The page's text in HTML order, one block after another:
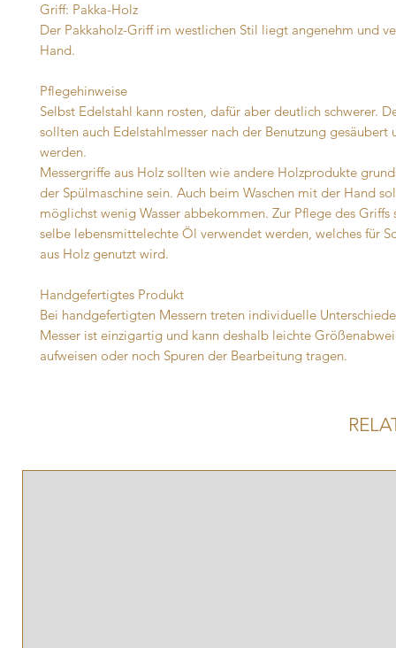
Griff: Pakka-Holz
Der Pakkaholz-Griff im westlichen Stil liegt angenehm und
Hand.
Pflegehinweise
Selbst Edelstahl kann rosten, dafür aber deutlich schwerer.
sollten auch Edelstahlmesser nach der Benutzung gesäubert
werden.
Messergriffe aus Holz sollten wie andere Holzprodukte
der Spülmaschine sein. Auch beim Waschen mit der Hand
möglichst wenig Wasser abbekommen. Zur Pflege des Griffs
selbe lebensmittelechte Öl verwendet werden, welches für
aus Holz genutzt wird.
Handgefertigtes Produkt
Bei handgefertigten Messern treten individuelle
Messer ist einzigartig und kann deshalb leichte
aufweisen oder noch Spuren der Bearbeitung tragen.